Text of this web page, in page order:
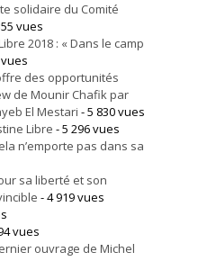
solidaire du Comité
vues
2018 : « Dans le camp
des opportunités
de Mounir Chafik par
El Mestari - 5 830 vues
Libre - 5 296 vues
n’emporte pas dans sa
sa liberté et son
- 4 919 vues
vues
ouvrage de Michel